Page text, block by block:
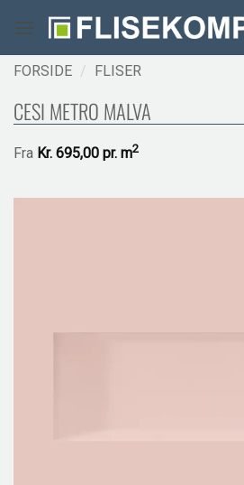
indhold
FORSIDE / FLISER
CESI METRO MALVA
Fra Kr. 695,00 pr. m2